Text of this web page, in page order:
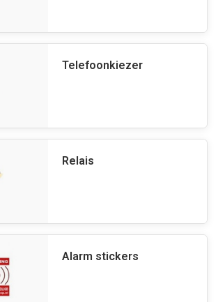
Telefoonkiezer
Relais
Alarm stickers